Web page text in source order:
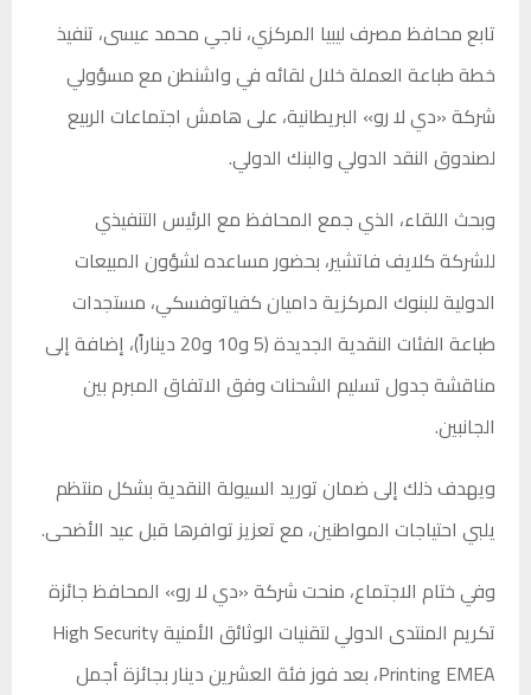
تابع محافظ مصرف ليبيا المركزي، ناجي محمد عيسى، تنفيذ
خطة طباعة العملة خلال لقائه في واشنطن مع مسؤولي
شركة «دي لا رو» البريطانية، على هامش اجتماعات الربيع
لصندوق النقد الدولي والبنك الدولي.
وبحث اللقاء، الذي جمع المحافظ مع الرئيس التنفيذي
للشركة كلايف فاتشير، بحضور مساعده لشؤون المبيعات
الدولية للبنوك المركزية داميان كفياتوفسكي، مستجدات
طباعة الفئات النقدية الجديدة (5 و10 و20 ديناراً)، إضافة إلى
مناقشة جدول تسليم الشحنات وفق الاتفاق المبرم بين
الجانبين.
ويهدف ذلك إلى ضمان توريد السيولة النقدية بشكل منتظم
يلبي احتياجات المواطنين، مع تعزيز توافرها قبل عيد الأضحى.
وفي ختام الاجتماع، منحت شركة «دي لا رو» المحافظ جائزة
تكريم المنتدى الدولي لتقنيات الوثائق الأمنية High Security
Printing EMEA، بعد فوز فئة العشرين دينار بجائزة أجمل